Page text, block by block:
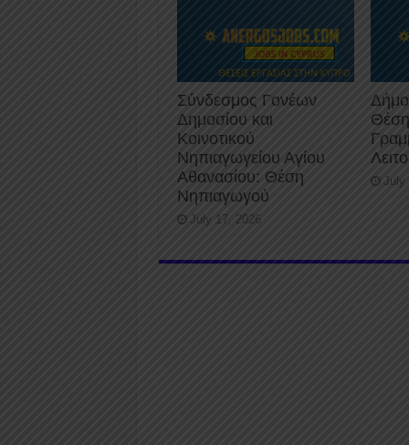
Σύνδεσμος Γονέων
Δημοσίου και
Κοινοτικού
Νηπιαγωγείου Αγίου
Αθανασίου: Θέση
Νηπιαγωγού
July 17, 2026
July